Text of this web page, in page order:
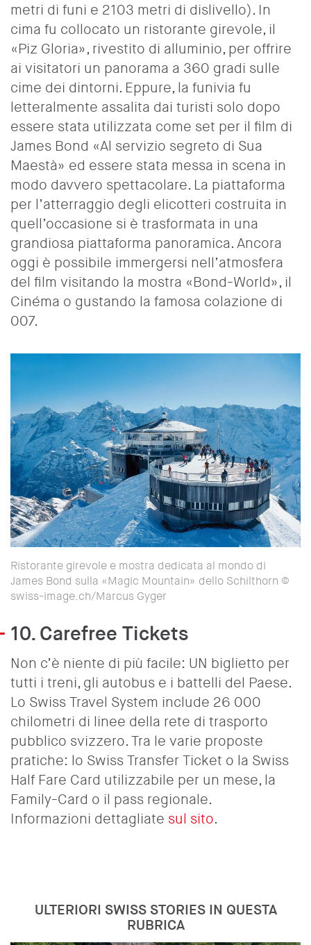
metri di funi e 2103 metri di dislivello). In
cima fu collocato un ristorante girevole, il
«Piz Gloria», rivestito di alluminio, per offrire
ai visitatori un panorama a 360 gradi sulle
cime dei dintorni. Eppure, la funivia fu
letteralmente assalita dai turisti solo dopo
essere stata utilizzata come set per il film di
James Bond «Al servizio segreto di Sua
Maestà» ed essere stata messa in scena in
modo davvero spettacolare. La piattaforma
per l’atterraggio degli elicotteri costruita in
quell’occasione si è trasformata in una
grandiosa piattaforma panoramica. Ancora
oggi è possibile immergersi nell’atmosfera
del film visitando la mostra «Bond-World», il
Cinéma o gustando la famosa colazione di
007.
Ristorante girevole e mostra dedicata al mondo di
James Bond sulla «Magic Mountain» dello Schilthorn ©
swiss-image.ch/Marcus Gyger
10.Carefree Tickets
Non c’è niente di più facile: UN biglietto per
tutti i treni, gli autobus e i battelli del Paese.
Lo Swiss Travel System include 26 000
chilometri di linee della rete di trasporto
pubblico svizzero. Tra le varie proposte
pratiche: lo Swiss Transfer Ticket o la Swiss
Half Fare Card utilizzabile per un mese, la
Family-Card o il pass regionale.
Informazioni dettagliate sul sito.
ULTERIORI SWISS STORIES IN QUESTA
RUBRICA